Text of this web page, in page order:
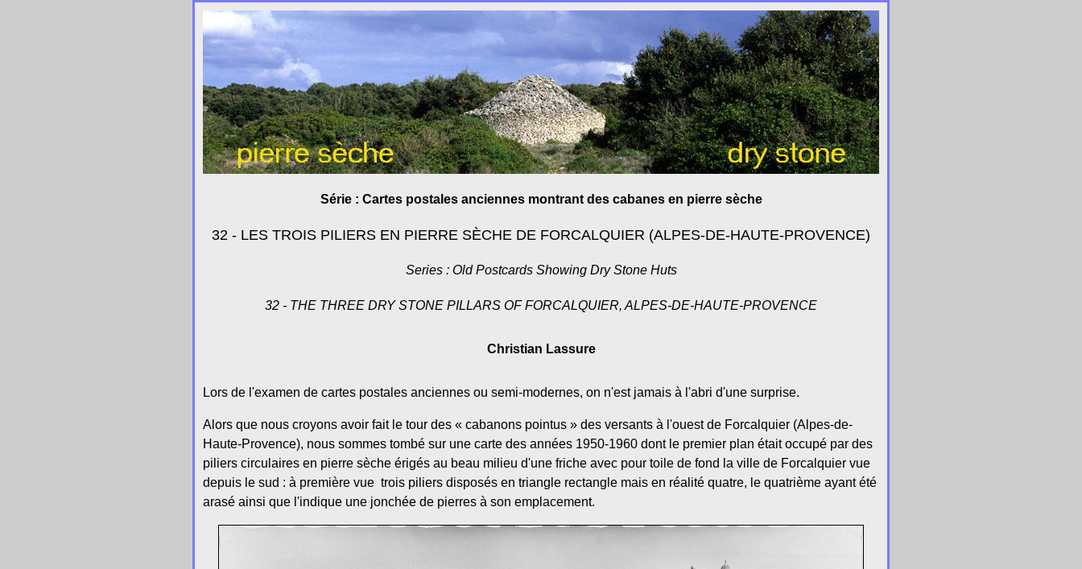
Série : Cartes postales anciennes montrant des cabanes en pierre sèche
32 - LES TROIS PILIERS EN PIERRE SÈCHE DE FORCALQUIER (ALPES-DE-HAUTE-PROVENCE)
Series : Old Postcards Showing Dry Stone Huts
32 - THE THREE DRY STONE PILLARS OF FORCALQUIER, ALPES-DE-HAUTE-PROVENCE
Christian Lassure
Lors de l'examen de cartes postales anciennes ou semi-modernes, on n'est jamais à l'abri d'une surprise.
Alors que nous croyons avoir fait le tour des « cabanons pointus » des versants à l'ouest de Forcalquier (Alpes-de-
Haute-Provence), nous sommes tombé sur une carte des années 1950-1960 dont le premier plan était occupé par des
piliers circulaires en pierre sèche érigés au beau milieu d'une friche avec pour toile de fond la ville de Forcalquier vue
depuis le sud : à première vue trois piliers disposés en triangle rectangle mais en réalité quatre, le quatrième ayant été
arasé ainsi que l'indique une jonchée de pierres à son emplacement.